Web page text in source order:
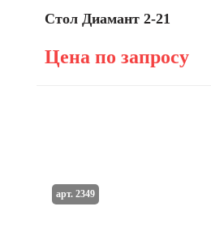
Стол Диамант 2-21
Цена по запросу
арт. 2349